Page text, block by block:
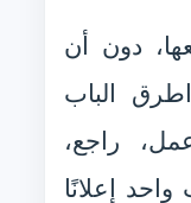
دون أن
الباب
راجع،
إعلانًا